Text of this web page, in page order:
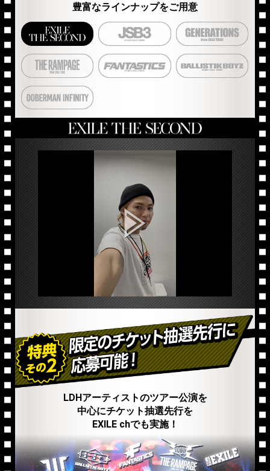
豊富なラインナップをご用意
LDHアーティストのツアー公演を
中心にチケット抽選先行を
EXILE chでも実施！